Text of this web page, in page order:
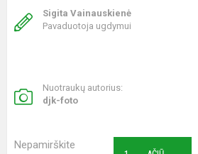
Sigita Vainauskienė
Pavaduotoja ugdymui
Nuotraukų autorius:
djk-foto
Nepamirškite